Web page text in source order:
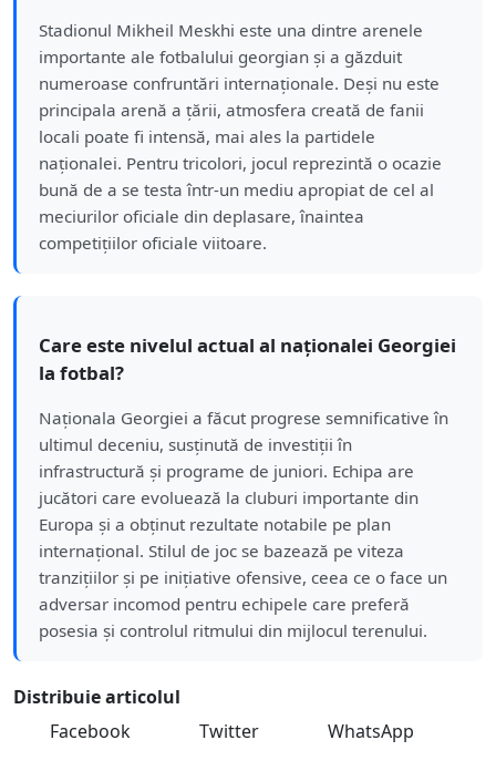
Stadionul Mikheil Meskhi este una dintre arenele
importante ale fotbalului georgian și a găzduit
numeroase confruntări internaționale. Deși nu este
principala arenă a țării, atmosfera creată de fanii
locali poate fi intensă, mai ales la partidele
naționalei. Pentru tricolori, jocul reprezintă o ocazie
bună de a se testa într-un mediu apropiat de cel al
meciurilor oficiale din deplasare, înaintea
competițiilor oficiale viitoare.
Care este nivelul actual al naționalei Georgiei
la fotbal?
Naționala Georgiei a făcut progrese semnificative în
ultimul deceniu, susținută de investiții în
infrastructură și programe de juniori. Echipa are
jucători care evoluează la cluburi importante din
Europa și a obținut rezultate notabile pe plan
internațional. Stilul de joc se bazează pe viteza
tranzițiilor și pe inițiative ofensive, ceea ce o face un
adversar incomod pentru echipele care preferă
posesia și controlul ritmului din mijlocul terenului.
Distribuie articolul
Facebook
Twitter WhatsApp